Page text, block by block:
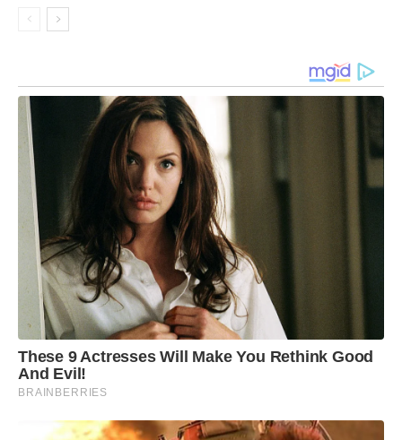
These 9 Actresses Will Make You Rethink Good
And Evil!
BRAINBERRIES